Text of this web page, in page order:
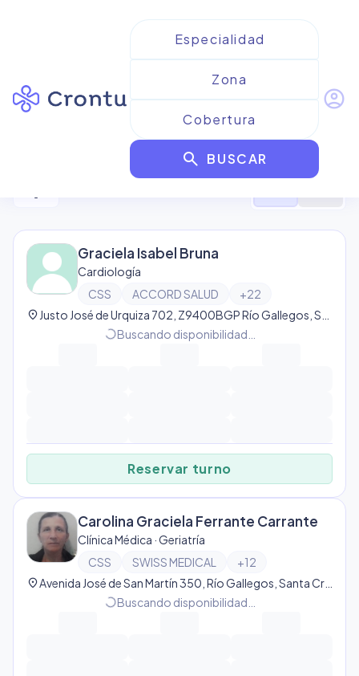
search BUSCAR
account_circle
Resultados paraCSS
filter_alt
Graciela Isabel Bruna
Cardiología
CSS
ACCORD SALUD +22
location_on
progress_activityBuscando disponibilidad…
Reservar turno
Carolina Graciela Ferrante Carrante
Clínica Médica · Geriatría
CSS
SWISS MEDICAL +12
location_on
progress_activityBuscando disponibilidad…